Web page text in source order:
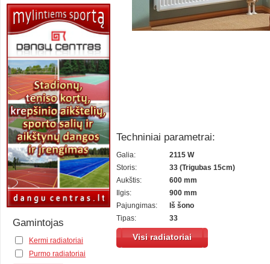
Gamintojas
Kermi radiatoriai
Purmo radiatoriai
Techniniai parametrai:
Galia:
2115 W
Storis:
33 (Trigubas 15cm)
Aukštis:
600 mm
Ilgis:
900 mm
Pajungimas:
Iš šono
Tipas:
33
Visi radiatoriai